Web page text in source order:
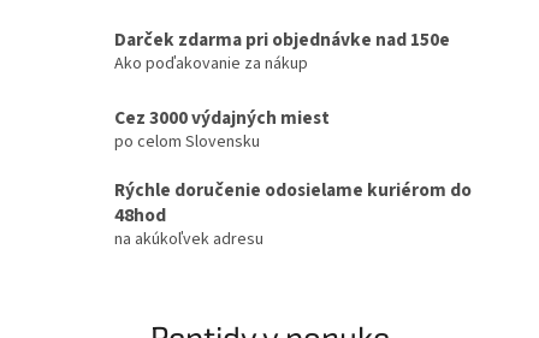
Darček zdarma pri objednávke nad 150e
Ako poďakovanie za nákup
Cez 3000 výdajných miest
po celom Slovensku
Rýchle doručenie odosielame kuriérom do
48hod
na akúkoľvek adresu